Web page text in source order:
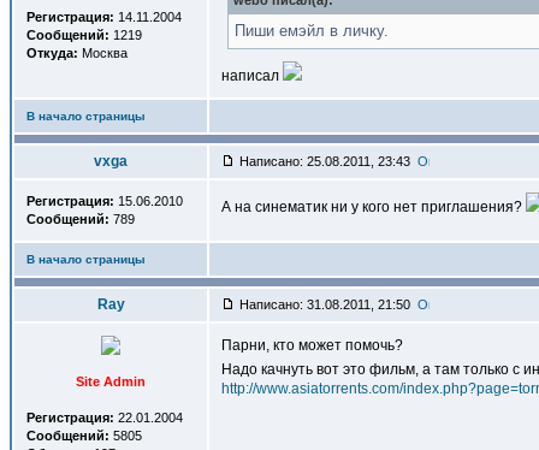
Регистрация: 14.11.2004
Сообщений: 1219
Откуда: Москва
Пиши емэйл в личку.
написал
В начало страницы
vxga Написано: 25.08.2011, 23:43
Регистрация: 15.06.2010
Сообщений: 789
А на синематик ни у кого нет приглашения?
В начало страницы
Ray Написано: 31.08.2011, 21:50
Site Admin
Регистрация: 22.01.2004
Сообщений: 5805
Парни, кто может помочь?
Надо качнуть вот это фильм, а там только с
http://www.asiatorrents.com/